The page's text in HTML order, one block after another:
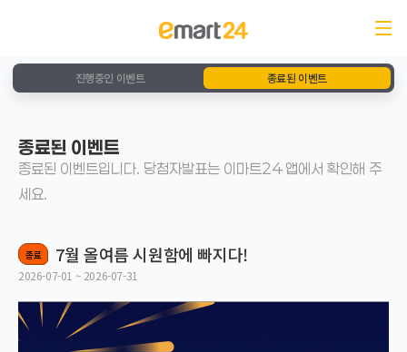
진행중인 이벤트 종료된 이벤트
종료된 이벤트
종료된 이벤트입니다. 당첨자발표는 이마트24 앱에서 확인해 주
세요.
종료 7월 올여름 시원함에 빠지다!
2026-07-01 ~ 2026-07-31